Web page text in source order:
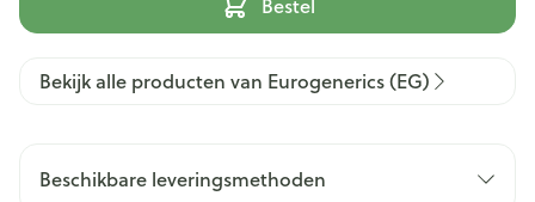
Bekijk alle producten van Eurogenerics (EG)
Beschikbare leveringsmethoden